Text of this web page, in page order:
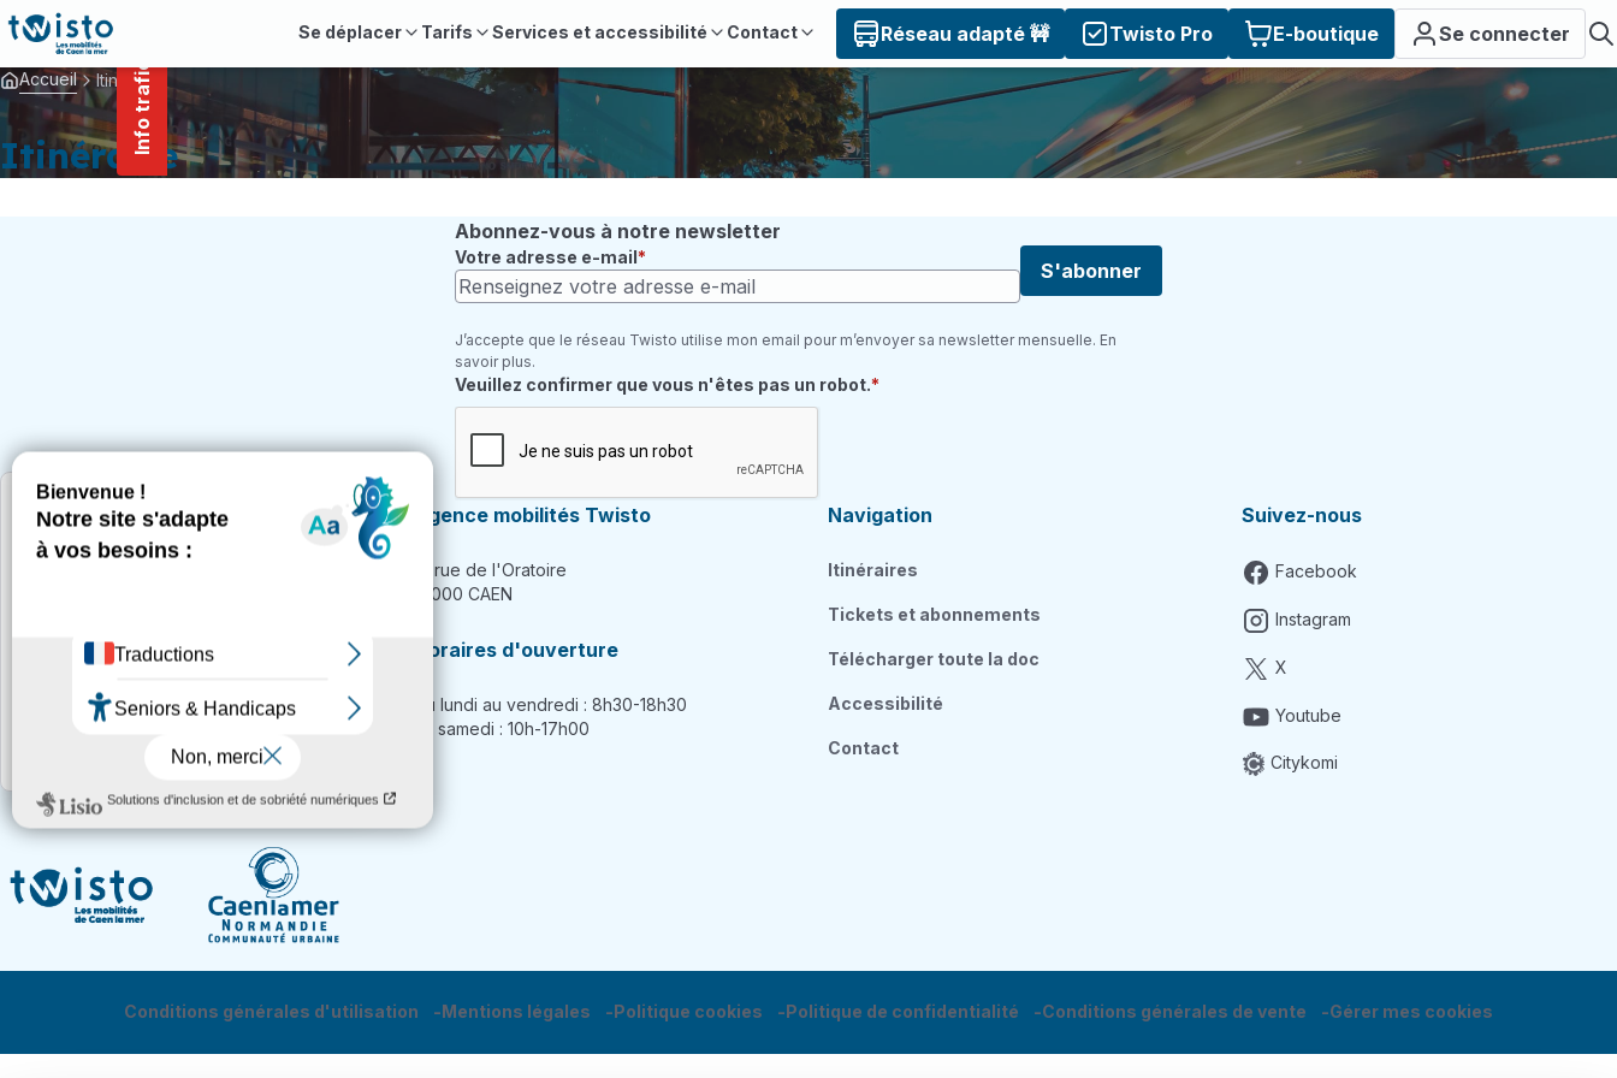
principal
Se déplacer Tarifs Services et accessibilité Contact Réseau adapté 🚧 Twisto Pro E-boutique Se connecter
Info trafic
Accueil Itinéraire
Itinéraire
Abonnez-vous à notre newsletter
Votre adresse e-mail
S'abonner
J’accepte que le réseau Twisto utilise mon email pour m’envoyer sa newsletter mensuelle. En
savoir plus.
Champ requis
Veuillez confirmer que vous n'êtes pas un robot.
Une question ?
Du lundi au vendredi : 7h-18h30
Samedi : 10h-18h30
Agence mobilités Twisto
51 rue de l'Oratoire
14000 CAEN
Horaires d'ouverture
Du lundi au vendredi : 8h30-18h30
Le samedi : 10h-17h00
Navigation
Itinéraires
Tickets et abonnements
Télécharger toute la doc
Accessibilité
Contact
Suivez-nous
Facebook
Instagram
X
Youtube
Citykomi
Conditions générales d'utilisation Mentions légales Politique cookies Politique de confidentialité Conditions générales de vente Gérer mes cookies
Panneau de gestion des cookies